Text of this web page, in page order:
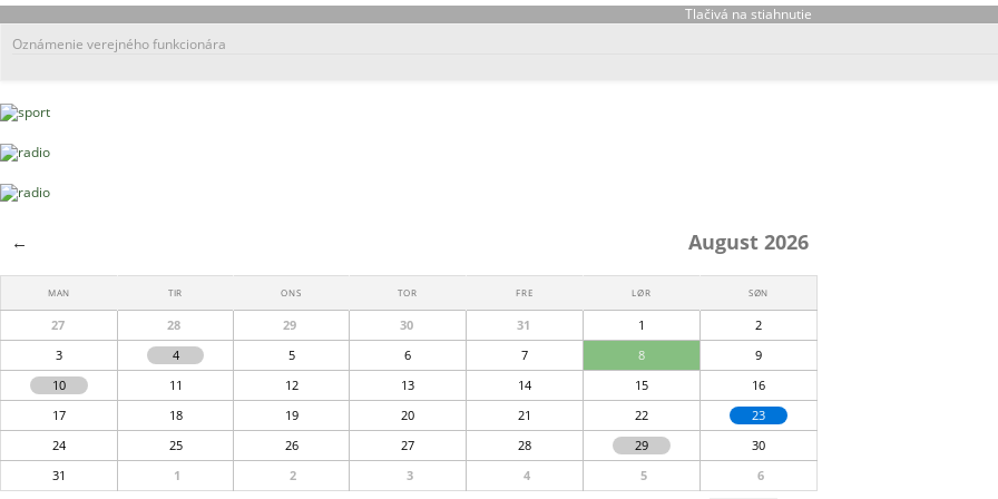
Tlačivá na stiahnutie
Oznámenie verejného funkcionára
← August 2026
MAN TIR ONS TOR FRE LØR SØN
27 28 29 30 31 1
2
3
4 5 6 7 8
9
10
11 12 13 14 15
16
17
18 19 20 21 22
23
24
25 26 27 28 29
30
31
1 2 3 4 5 6